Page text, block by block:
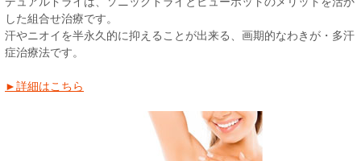
した組合せ治療です。
汗やニオイを半永久的に抑えることが出来る、画期的なわきが・多汗
症治療法です。
►詳細はこちら